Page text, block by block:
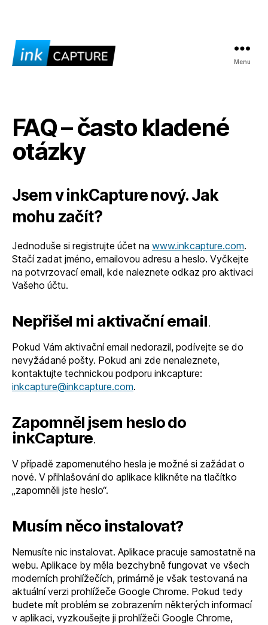
inkCapture
Menu
FAQ – často kladené
otázky
Jsem v inkCapture nový. Jak
mohu začít?
Jednoduše si registrujte účet na www.inkcapture.com.
Stačí zadat jméno, emailovou adresu a heslo. Vyčkejte
na potvrzovací email, kde naleznete odkaz pro aktivaci
Vašeho účtu.
Nepřišel mi aktivační email.
Pokud Vám aktivační email nedorazil, podívejte se do
nevyžádané pošty. Pokud ani zde nenaleznete,
kontaktujte technickou podporu inkcapture:
inkcapture@inkcapture.com.
Zapomněl jsem heslo do
inkCapture.
V případě zapomenutého hesla je možné si zažádat o
nové. V přihlašování do aplikace klikněte na tlačítko
„zapomněli jste heslo“.
Musím něco instalovat?
Nemusíte nic instalovat. Aplikace pracuje samostatně na
webu. Aplikace by měla bezchybně fungovat ve všech
moderních prohlížečích, primárně je však testovaná na
aktuální verzi prohlížeče Google Chrome. Pokud tedy
budete mít problém se zobrazením některých informací
v aplikaci, vyzkoušejte ji prohlížeči Google Chrome,